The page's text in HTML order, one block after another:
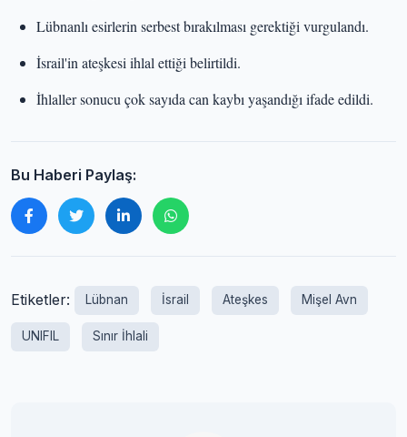
Lübnanlı esirlerin serbest bırakılması gerektiği vurgulandı.
İsrail'in ateşkesi ihlal ettiği belirtildi.
İhlaller sonucu çok sayıda can kaybı yaşandığı ifade edildi.
Bu Haberi Paylaş:
Etiketler: Lübnan İsrail Ateşkes Mişel Avn
UNIFIL Sınır İhlali